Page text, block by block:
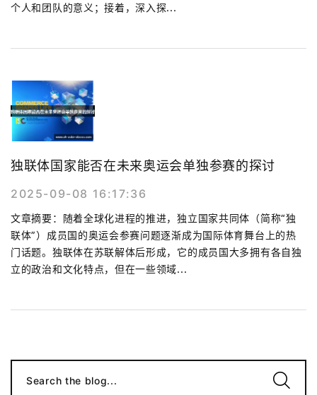
个人和团队的意义；接着，深入探...
独联体国家能否在未来奥运会单独参赛的探讨
2025-09-08 16:17:36
文章摘要：随着全球化进程的推进，独立国家共同体（简称“独
联体”）成员国的奥运会参赛问题逐渐成为国际体育舞台上的热
门话题。独联体在苏联解体后形成，它的成员国大多拥有各自独
立的政治和文化特点，但在一些领域...
Search the blog...